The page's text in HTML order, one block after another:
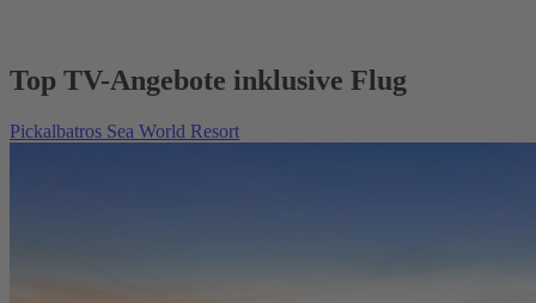
Top TV-Angebote inklusive Flug
Pickalbatros Sea World Resort